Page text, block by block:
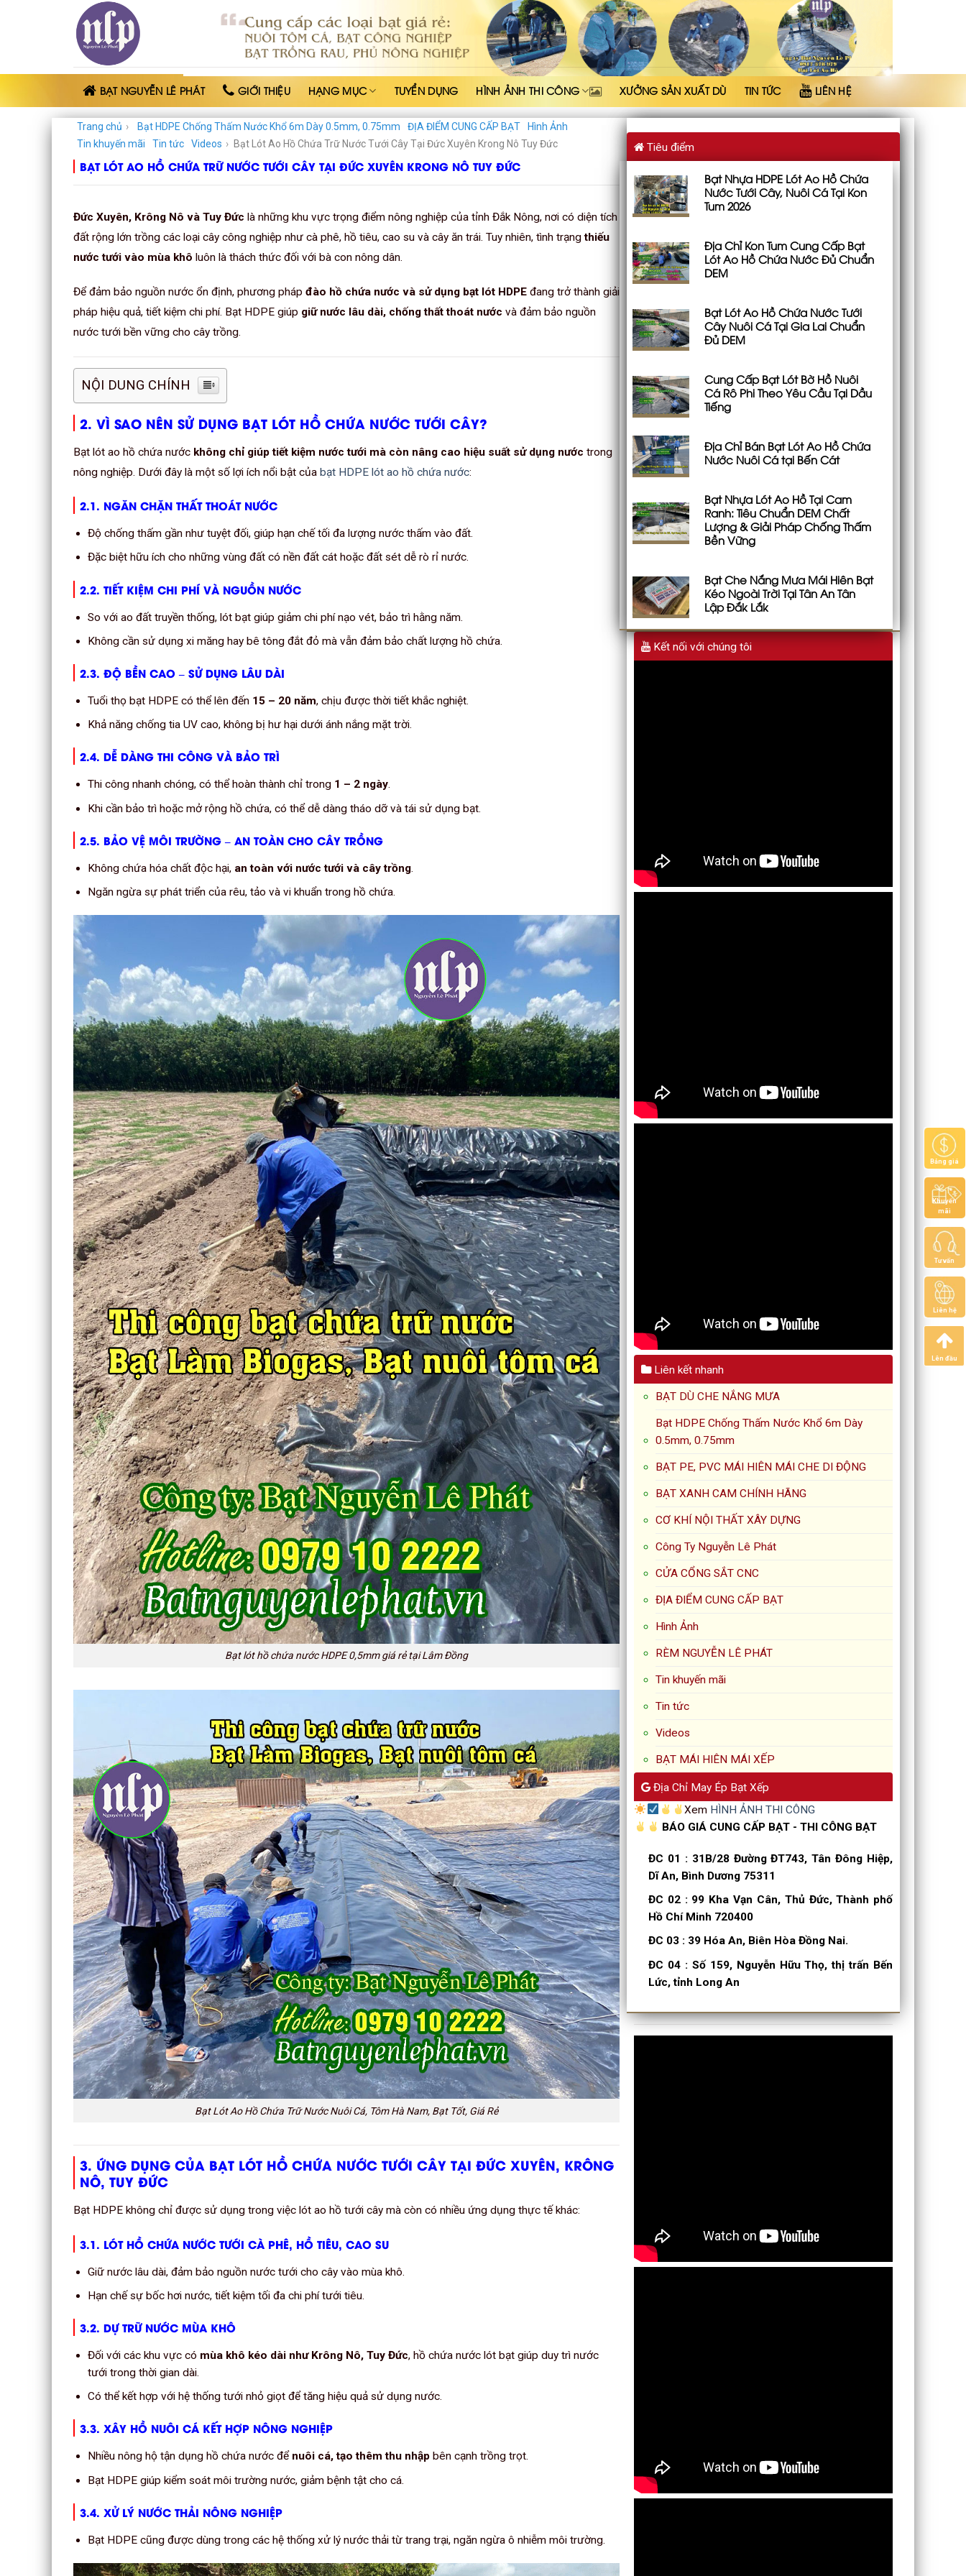
PHÁT
BẠT NGUYỄN LÊ PHÁT GIỚI THIỆU HẠNG MỤC TUYỂN DỤNG HÌNH ẢNH THI CÔNG XƯỞNG SẢN XUẤT DÙ TIN TỨC LIÊN HỆ
Trang chủ › Bạt HDPE Chống Thấm Nước Khổ 6m Dày 0.5mm, 0.75mm ĐỊA ĐIỂM CUNG CẤP BẠT
Hình Ảnh
Tin khuyến mãi
Tin tức Videos › Bạt Lót Ao Hồ Chứa Trữ Nước Tưới Cây Tại Đức Xuyên Krong Nô Tuy Đức
BẠT LÓT AO HỒ CHỨA TRỮ NƯỚC TƯỚI CÂY TẠI ĐỨC XUYÊN KRONG NÔ TUY ĐỨC
Đức Xuyên, Krông Nô và Tuy Đức là những khu vực trọng điểm nông nghiệp của tỉnh Đắk Nông, nơi có diện tích
đất rộng lớn trồng các loại cây công nghiệp như cà phê, hồ tiêu, cao su và cây ăn trái. Tuy nhiên, tình trạngthiếu
nước tưới vào mùa khô luôn là thách thức đối với bà con nông dân.
Để đảm bảo nguồn nước ổn định, phương pháp đào hồ chứa nước và sử dụng bạt lót HDPE đang trở thành giải
pháp hiệu quả, tiết kiệm chi phí. Bạt HDPE giúp giữ nước lâu dài, chống thất thoát nước và đảm bảo nguồn
nước tưới bền vững cho cây trồng.
NỘI DUNG CHÍNH
2. VÌ SAO NÊN SỬ DỤNG BẠT LÓT HỒ CHỨA NƯỚC TƯỚI CÂY?
Bạt lót ao hồ chứa nước không chỉ giúp tiết kiệm nước tưới mà còn nâng cao hiệu suất sử dụng nước trong
nông nghiệp. Dưới đây là một số lợi ích nổi bật của bạt HDPE lót ao hồ chứa nước:
2.1. NGĂN CHẶN THẤT THOÁT NƯỚC
Độ chống thấm gần như tuyệt đối, giúp hạn chế tối đa lượng nước thấm vào đất.
Đặc biệt hữu ích cho những vùng đất có nền đất cát hoặc đất sét dễ rò rỉ nước.
2.2. TIẾT KIỆM CHI PHÍ VÀ NGUỒN NƯỚC
So với ao đất truyền thống, lót bạt giúp giảm chi phí nạo vét, bảo trì hằng năm.
Không cần sử dụng xi măng hay bê tông đắt đỏ mà vẫn đảm bảo chất lượng hồ chứa.
2.3. ĐỘ BỀN CAO – SỬ DỤNG LÂU DÀI
Tuổi thọ bạt HDPE có thể lên đến 15 – 20 năm, chịu được thời tiết khắc nghiệt.
Khả năng chống tia UV cao, không bị hư hại dưới ánh nắng mặt trời.
2.4. DỄ DÀNG THI CÔNG VÀ BẢO TRÌ
Thi công nhanh chóng, có thể hoàn thành chỉ trong 1 – 2 ngày.
Khi cần bảo trì hoặc mở rộng hồ chứa, có thể dễ dàng tháo dỡ và tái sử dụng bạt.
2.5. BẢO VỆ MÔI TRƯỜNG – AN TOÀN CHO CÂY TRỒNG
Không chứa hóa chất độc hại, an toàn với nước tưới và cây trồng.
Ngăn ngừa sự phát triển của rêu, tảo và vi khuẩn trong hồ chứa.
Bạt lót hồ chứa nước HDPE 0,5mm giá rẻ tại Lâm Đồng
Bạt Lót Ao Hồ Chứa Trữ Nước Nuôi Cá, Tôm Hà Nam, Bạt Tốt, Giá Rẻ
3. ỨNG DỤNG CỦA BẠT LÓT HỒ CHỨA NƯỚC TƯỚI CÂY TẠI ĐỨC XUYÊN, KRÔNG
NÔ, TUY ĐỨC
Bạt HDPE không chỉ được sử dụng trong việc lót ao hồ tưới cây mà còn có nhiều ứng dụng thực tế khác:
3.1. LÓT HỒ CHỨA NƯỚC TƯỚI CÀ PHÊ, HỒ TIÊU, CAO SU
Giữ nước lâu dài, đảm bảo nguồn nước tưới cho cây vào mùa khô.
Hạn chế sự bốc hơi nước, tiết kiệm tối đa chi phí tưới tiêu.
3.2. DỰ TRỮ NƯỚC MÙA KHÔ
Đối với các khu vực có mùa khô kéo dài như Krông Nô, Tuy Đức, hồ chứa nước lót bạt giúp duy trì nước
tưới trong thời gian dài.
Có thể kết hợp với hệ thống tưới nhỏ giọt để tăng hiệu quả sử dụng nước.
3.3. XÂY HỒ NUÔI CÁ KẾT HỢP NÔNG NGHIỆP
Nhiều nông hộ tận dụng hồ chứa nước để nuôi cá, tạo thêm thu nhập bên cạnh trồng trọt.
Bạt HDPE giúp kiểm soát môi trường nước, giảm bệnh tật cho cá.
3.4. XỬ LÝ NƯỚC THẢI NÔNG NGHIỆP
Bạt HDPE cũng được dùng trong các hệ thống xử lý nước thải từ trang trại, ngăn ngừa ô nhiễm môi trường.
Tiêu điểm
Bạt Nhựa HDPE Lót Ao Hồ Chứa
Nước Tưới Cây, Nuôi Cá Tại Kon
Tum 2026
Địa Chỉ Kon Tum Cung Cấp Bạt
Lót Ao Hồ Chứa Nước Đủ Chuẩn
DEM
Bạt Lót Ao Hồ Chứa Nước Tưới
Cây Nuôi Cá Tại Gia Lai Chuẩn
Đủ DEM
Cung Cấp Bạt Lót Bờ Hồ Nuôi
Cá Rô Phi Theo Yêu Cầu Tại Dầu
Tiếng
Địa Chỉ Bán Bạt Lót Ao Hồ Chứa
Nước Nuôi Cá tại Bến Cát
Bạt Nhựa Lót Ao Hồ Tại Cam
Ranh: Tiêu Chuẩn DEM Chất
Lượng & Giải Pháp Chống Thấm
Bền Vững
Bạt Che Nắng Mưa Mái Hiên Bạt
Kéo Ngoài Trời Tại Tân An Tân
Lập Đắk Lắk
Kết nối với chúng tôi
Liên kết nhanh
BẠT DÙ CHE NẮNG MƯA
Bạt HDPE Chống Thấm Nước Khổ 6m Dày
0.5mm, 0.75mm
BẠT PE, PVC MÁI HIÊN MÁI CHE DI ĐỘNG
BẠT XANH CAM CHÍNH HÃNG
CƠ KHÍ NỘI THẤT XÂY DỰNG
Công Ty Nguyễn Lê Phát
CỬA CỔNG SẮT CNC
ĐỊA ĐIỂM CUNG CẤP BẠT
Hình Ảnh
RÈM NGUYỄN LÊ PHÁT
Tin khuyến mãi
Tin tức
Videos
BẠT MÁI HIÊN MÁI XẾP
Địa Chỉ May Ép Bạt Xếp
Xem HÌNH ẢNH THI CÔNG
BÁO GIÁ CUNG CẤP BẠT - THI CÔNG BẠT
ĐC 01 : 31B/28 Đường ĐT743, Tân Đông Hiệp,
Dĩ An, Bình Dương 75311
ĐC 02: 99 Kha Vạn Cân, Thủ Đức, Thành phố
Hồ Chí Minh 720400
ĐC 03 : 39 Hóa An, Biên Hòa Đồng Nai.
ĐC 04 : Số 159, Nguyễn Hữu Thọ, thị trấn Bến
Lức, tỉnh Long An
Bảng giá
Khuyến
mãi
Tư vấn
Liên hệ
Lên đầu